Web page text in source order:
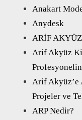
Anakart
Anydesk
ARİF
Arif Akyüz
Arif Akyüz’e
Projeler ve
ARP Nedir?